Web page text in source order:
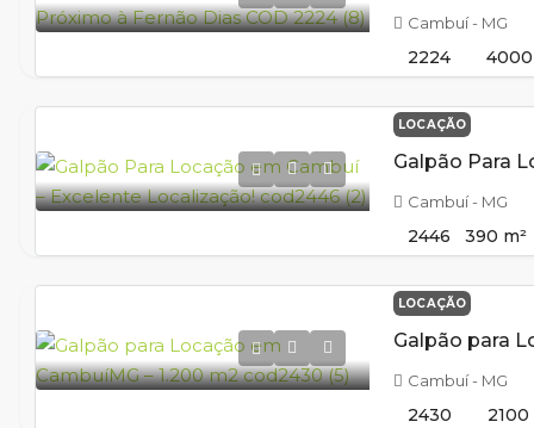
Cambuí - MG
2224 4000
LOCAÇÃO
Cambuí - MG
2446 390 m²
LOCAÇÃO
Cambuí - MG
2430 2100